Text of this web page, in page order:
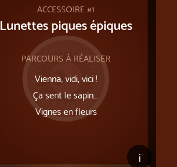
ACCESSOIRE #1
Lunettes piques épiques
PARCOURS À RÉALISER
Vienna, vidi, vici !
Ça sent le sapin...
Vignes en fleurs
i